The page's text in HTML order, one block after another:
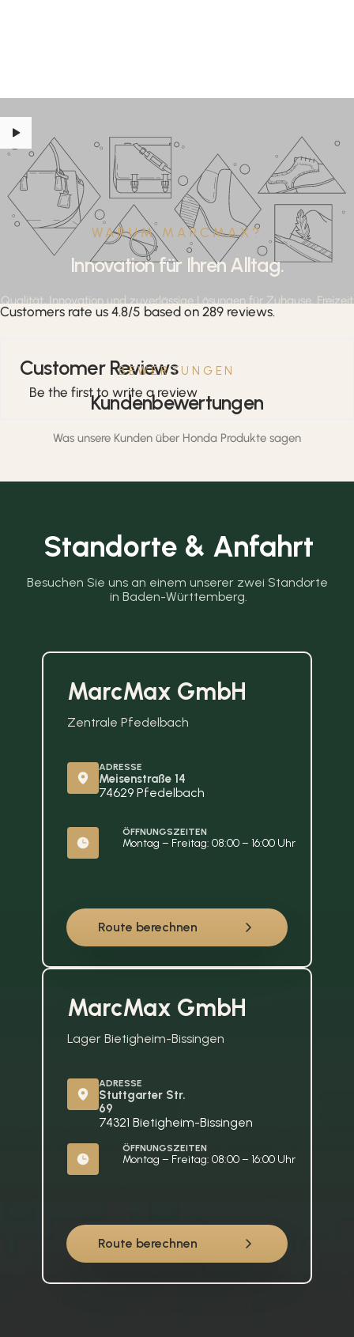
WARUM MARCMAX?
Innovation für Ihren Alltag.
Qualität, Innovation und zuverlässige Lösungen für Zuhause, Freizeit
und professionelle Anwendungen.
BEWERTUNGEN
Kundenbewertungen
Was unsere Kunden über Honda Produkte sagen
Customers rate us 4.8/5 based on 289 reviews.
Customer Reviews
Be the first to write a review
Standorte & Anfahrt
Besuchen Sie uns an einem unserer zwei Standorte
in Baden-Württemberg.
MarcMax GmbH
Zentrale Pfedelbach
Route berechnen
ADRESSE
Meisenstraße 14
74629 Pfedelbach
ÖFFNUNGSZEITEN
Montag – Freitag: 08:00 – 16:00 Uhr
MarcMax GmbH
Lager Bietigheim-Bissingen
Route berechnen
ADRESSE
Stuttgarter Str.
69
74321 Bietigheim-Bissingen
ÖFFNUNGSZEITEN
Montag – Freitag: 08:00 – 16:00 Uhr